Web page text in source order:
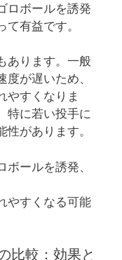
ロボールを誘発
有益です。
あります。一般
が遅いため、
やすくなりま
特に若い投手に
があります。
ールを誘発、
やすくなる可能
比較：効果と